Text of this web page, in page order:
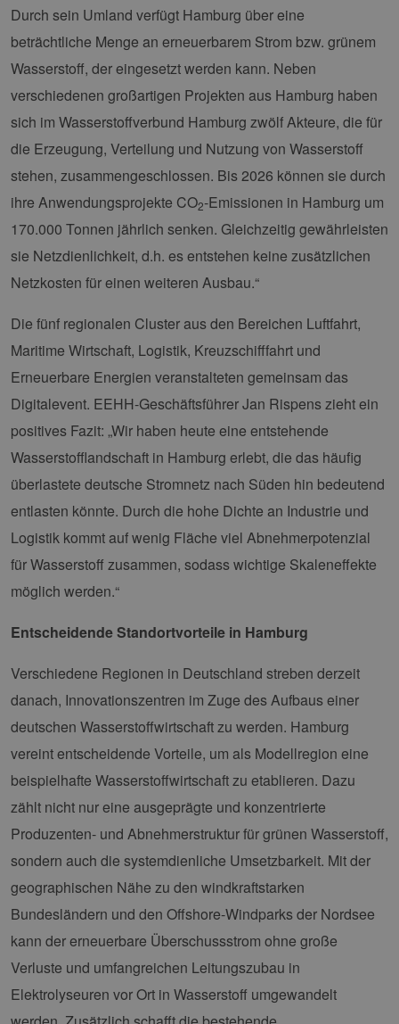
Durch sein Umland verfügt Hamburg über eine
beträchtliche Menge an erneuerbarem Strom bzw. grünem
Wasserstoff, der eingesetzt werden kann. Neben
verschiedenen großartigen Projekten aus Hamburg haben
sich im Wasserstoffverbund Hamburg zwölf Akteure, die für
die Erzeugung, Verteilung und Nutzung von Wasserstoff
stehen, zusammengeschlossen. Bis 2026 können sie durch
ihre Anwendungsprojekte CO2-Emissionen in Hamburg um
170.000 Tonnen jährlich senken. Gleichzeitig gewährleisten
sie Netzdienlichkeit, d.h. es entstehen keine zusätzlichen
Netzkosten für einen weiteren Ausbau.“
Die fünf regionalen Cluster aus den Bereichen Luftfahrt,
Maritime Wirtschaft, Logistik, Kreuzschifffahrt und
Erneuerbare Energien veranstalteten gemeinsam das
Digitalevent. EEHH-Geschäftsführer Jan Rispens zieht ein
positives Fazit: „Wir haben heute eine entstehende
Wasserstofflandschaft in Hamburg erlebt, die das häufig
überlastete deutsche Stromnetz nach Süden hin bedeutend
entlasten könnte. Durch die hohe Dichte an Industrie und
Logistik kommt auf wenig Fläche viel Abnehmerpotenzial
für Wasserstoff zusammen, sodass wichtige Skaleneffekte
möglich werden.“
Entscheidende Standortvorteile in Hamburg
Verschiedene Regionen in Deutschland streben derzeit
danach, Innovationszentren im Zuge des Aufbaus einer
deutschen Wasserstoffwirtschaft zu werden. Hamburg
vereint entscheidende Vorteile, um als Modellregion eine
beispielhafte Wasserstoffwirtschaft zu etablieren. Dazu
zählt nicht nur eine ausgeprägte und konzentrierte
Produzenten- und Abnehmerstruktur für grünen Wasserstoff,
sondern auch die systemdienliche Umsetzbarkeit. Mit der
geographischen Nähe zu den windkraftstarken
Bundesländern und den Offshore-Windparks der Nordsee
kann der erneuerbare Überschussstrom ohne große
Verluste und umfangreichen Leitungszubau in
Elektrolyseuren vor Ort in Wasserstoff umgewandelt